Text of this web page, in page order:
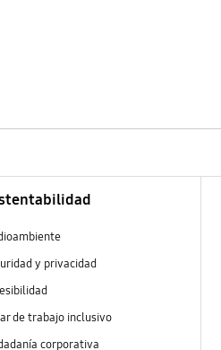
y privacidad
de trabajo inclusivo
corporativa